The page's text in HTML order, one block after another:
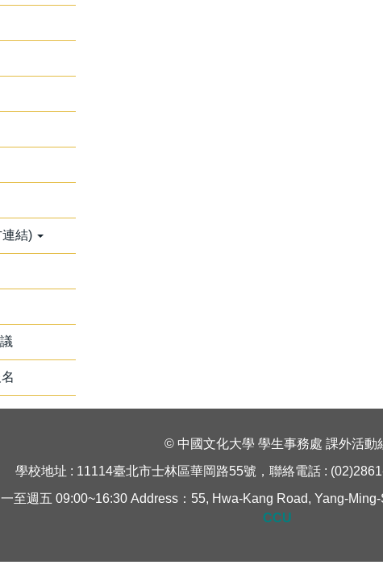
結)
© 中國文化大學 學生事務處 課外活動
學校地址 : 11114臺北市士林區華岡路55號，聯絡電話 :
至週五 09:00~16:30 Address：55, Hwa-Kang Road, Yang-
CCU